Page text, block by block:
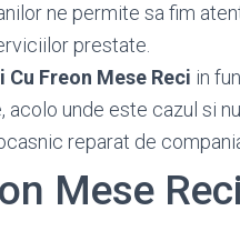
ne permite sa fim
prestate.
Cu Freon Mese Reci in
unde este cazul si
reparat de
Mese